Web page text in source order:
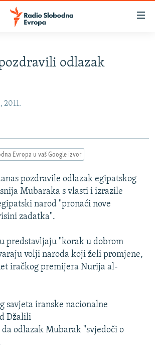
BIH 2024.
odlazak
2011.
Evropa u vaš Google izvor
pozdravile odlazak egipatskog
Mubaraka s vlasti i izrazile
narod "pronaći nove
zadatka".
predstavljaju "korak u dobrom
volji naroda koji želi promjene,
iračkog premijera Nurija al-
savjeta iranske nacionalne
Džalili
odlazak Mubarak "svjedoči o